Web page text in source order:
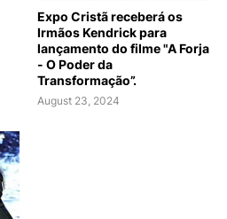
Expo Cristã receberá os
Irmãos Kendrick para
lançamento do filme "A Forja
- O Poder da
Transformação”.
August 23, 2024